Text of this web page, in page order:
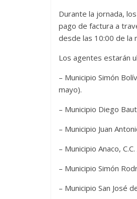
Durante la jornada,
pago de factura a
desde las 10:00 de la
Los agentes estarán
– Municipio Simón
mayo).
– Municipio Diego
– Municipio Juan
– Municipio Anaco,
– Municipio Simón
– Municipio San José